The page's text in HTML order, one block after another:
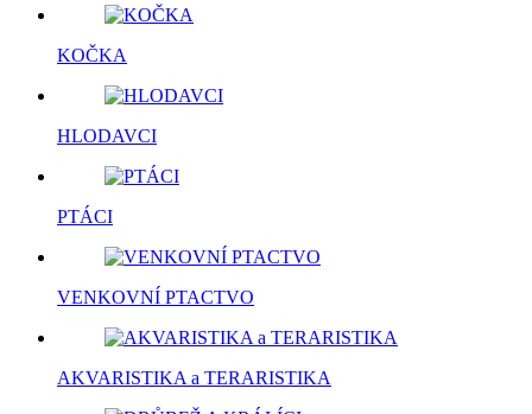
KOČKA
HLODAVCI
PTÁCI
VENKOVNÍ PTACTVO
AKVARISTIKA a TERARISTIKA